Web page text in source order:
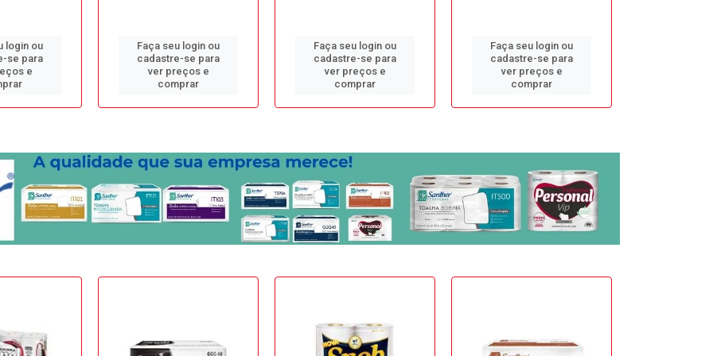
login ou
se para
e
Faça seu login ou
cadastre-se para
ver preços e
comprar
Faça seu login ou
cadastre-se para
ver preços e
comprar
Faça seu login ou
cadastre-se para
ver preços e
comprar